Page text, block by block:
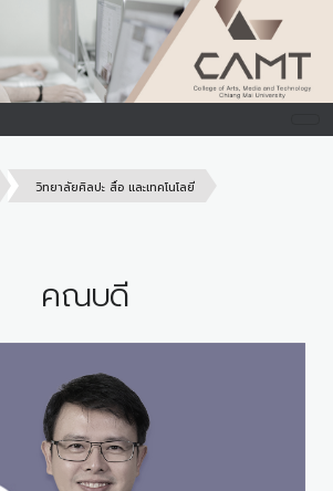
วิทยาลัยศิลปะ สื่อ และเทคโนโลยี
คณบดี